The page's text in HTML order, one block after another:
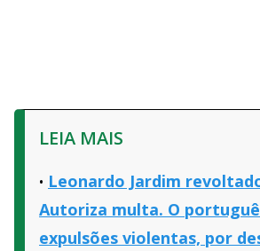
LEIA MAIS
Leonardo Jardim
Autoriza multa. O
expulsões violentas, por